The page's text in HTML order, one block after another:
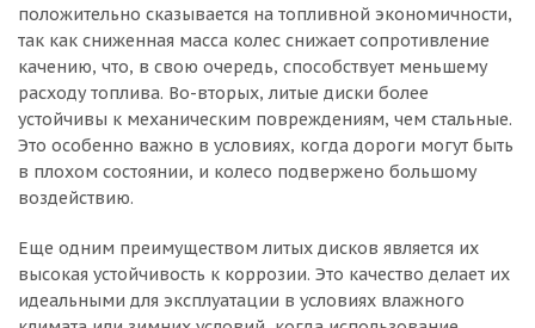
положительно сказывается на топливной экономичности,
так как сниженная масса колес снижает сопротивление
качению, что, в свою очередь, способствует меньшему
расходу топлива. Во-вторых, литые диски более
устойчивы к механическим повреждениям, чем стальные.
Это особенно важно в условиях, когда дороги могут быть
в плохом состоянии, и колесо подвержено большому
воздействию.
Еще одним преимуществом литых дисков является их
высокая устойчивость к коррозии. Это качество делает их
идеальными для эксплуатации в условиях влажного